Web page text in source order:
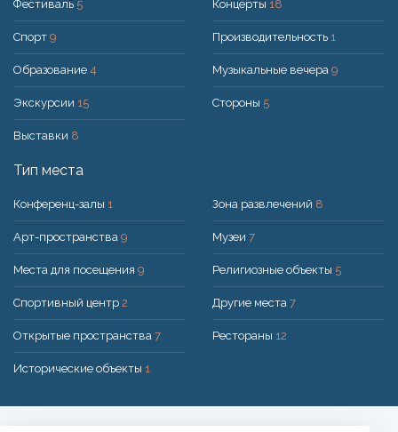
Фестиваль 5
Спорт 9
Образование 4
Экскурсии 15
Выставки 8
Концерты 18
Производительность 1
Музыкальные вечера 9
Стороны 5
Тип места
Конференц-залы 1
Арт-пространства 9
Места для посещения 9
Спортивный центр 2
Открытые пространства 7
Исторические объекты 1
Зона развлечений 8
Музеи 7
Религиозные объекты 5
Другие места 7
Рестораны 12